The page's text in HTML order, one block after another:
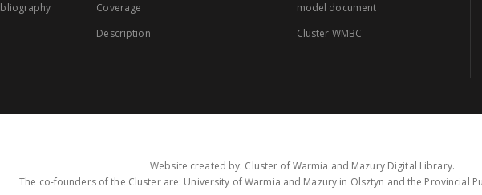
Coverage
Description
model document
Cluster WMBC
Website created by: Cluster of Warmia and Mazury Digital Library.
The co-founders of the Cluster are: University of Warmia and Mazury in Olsztyn and the Provincial